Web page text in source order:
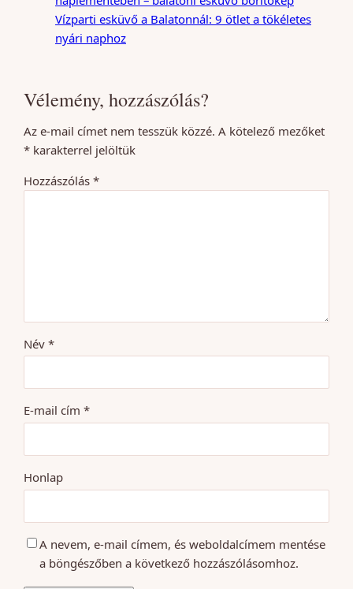
Vízparti esküvő a Balatonnál: 9 ötlet a tökéletes
nyári naphoz
Vélemény, hozzászólás?
Az e-mail címet nem tesszük közzé. A kötelező mezőket
* karakterrel jelöltük
Hozzászólás *
Név *
E-mail cím *
Honlap
A nevem, e-mail címem, és weboldalcímem mentése
a böngészőben a következő hozzászólásomhoz.